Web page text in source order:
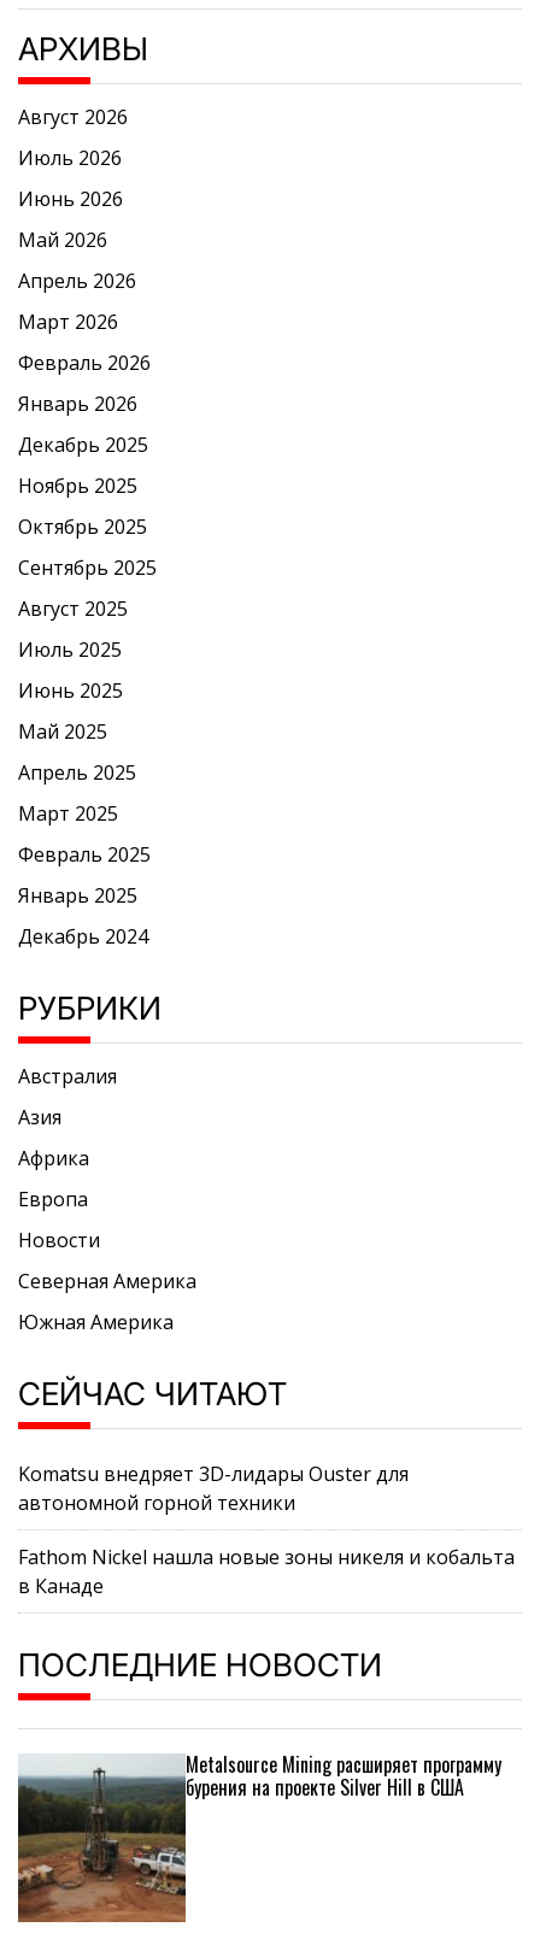
АРХИВЫ
Август 2026
Июль 2026
Июнь 2026
Май 2026
Апрель 2026
Март 2026
Февраль 2026
Январь 2026
Декабрь 2025
Ноябрь 2025
Октябрь 2025
Сентябрь 2025
Август 2025
Июль 2025
Июнь 2025
Май 2025
Апрель 2025
Март 2025
Февраль 2025
Январь 2025
Декабрь 2024
РУБРИКИ
Австралия
Азия
Африка
Европа
Новости
Северная Америка
Южная Америка
СЕЙЧАС ЧИТАЮТ
Komatsu внедряет 3D-лидары Ouster для
автономной горной техники
Fathom Nickel нашла новые зоны никеля и кобальта
в Канаде
ПОСЛЕДНИЕ НОВОСТИ
Metalsource Mining расширяет программу
бурения на проекте Silver Hill в США